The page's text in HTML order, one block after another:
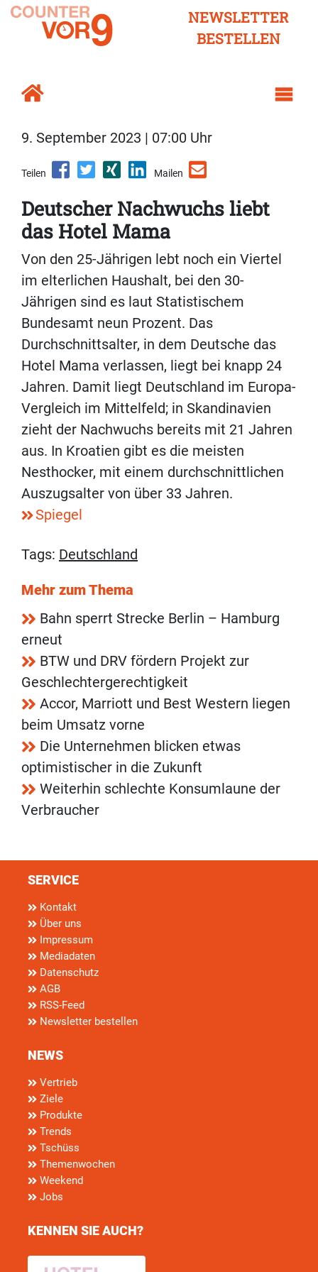
NEWSLETTER
BESTELLEN
9. September 2023 | 07:00 Uhr
Teilen Mailen
Deutscher Nachwuchs liebt
das Hotel Mama
Von den 25-Jährigen lebt noch ein Viertel
im elterlichen Haushalt, bei den 30-
Jährigen sind es laut Statistischem
Bundesamt neun Prozent. Das
Durchschnittsalter, in dem Deutsche das
Hotel Mama verlassen, liegt bei knapp 24
Jahren. Damit liegt Deutschland im Europa-
Vergleich im Mittelfeld; in Skandinavien
zieht der Nachwuchs bereits mit 21 Jahren
aus. In Kroatien gibt es die meisten
Nesthocker, mit einem durchschnittlichen
Auszugsalter von über 33 Jahren.
Spiegel
Tags: Deutschland
Mehr zum Thema
Bahn sperrt Strecke Berlin – Hamburg
erneut
BTW und DRV fördern Projekt zur
Geschlechtergerechtigkeit
Accor, Marriott und Best Western liegen
beim Umsatz vorne
Die Unternehmen blicken etwas
optimistischer in die Zukunft
Weiterhin schlechte Konsumlaune der
Verbraucher
SERVICE
Kontakt
Über uns
Impressum
Mediadaten
Datenschutz
AGB
RSS-Feed
Newsletter bestellen
NEWS
Vertrieb
Ziele
Produkte
Trends
Tschüss
Themenwochen
Weekend
Jobs
KENNEN SIE AUCH?